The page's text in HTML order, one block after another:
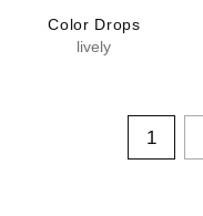
Color Drops
lively
1